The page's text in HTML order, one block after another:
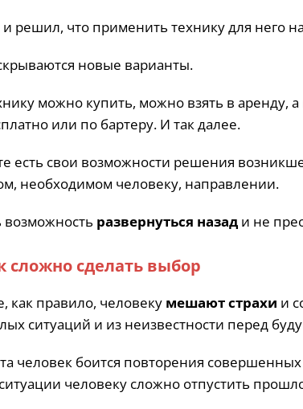
решил, что применить технику для него
новые варианты.
можно купить, можно взять в аренду,
или по бартеру. И так далее.
есть свои возможности решения
необходимом человеку, направлении.
возможность развернуться назад и не
сложно сделать выбор
как правило, человеку мешают страхи и
ситуаций и из неизвестности перед
человек боится повторения
человеку сложно отпустить